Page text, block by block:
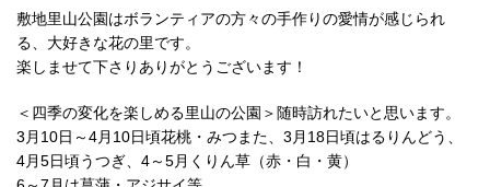
敷地里山公園はボランティアの方々の手作りの愛情が感じられ
る、大好きな花の里です。
楽しませて下さりありがとうございます！
＜四季の変化を楽しめる里山の公園＞随時訪れたいと思います。
3月10日～4月10日頃花桃・みつまた、3月18日頃はるりんどう、
4月5日頃うつぎ、4～5月くりん草（赤・白・黄）